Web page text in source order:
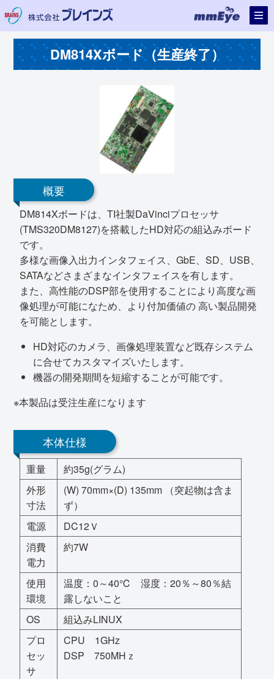
DM814Xボード（生産終了）
概要
DM814Xボードは、TI社製DaVinciプロセッサ
(TMS320DM8127)を搭載したHD対応の組込みボード
です。
多様な画像入出力インタフェイス、GbE、SD、USB、
SATAなどさまざまなインタフェイスを有します。
また、高性能のDSP部を使用することにより高度な画
像処理が可能になため、より付加価値の 高い製品開発
を可能とします。
HD対応のカメラ、画像処理装置など既存システム
に合せてカスタマイズいたします。
機器の開発期間を短縮することが可能です。
※本製品は受注生産になります
本体仕様
重量
約35g(グラム)
外形
寸法
(W) 70mm×(D) 135mm （突起物は含ま
ず）
電源
DC12Ｖ
消費
電力
約7W
使用
環境
温度：0～40℃ 湿度：20％～80％結
露しないこと
OS
組込みLINUX
プロ
セッ
サ
CPU 1GHz
DSP 750MHｚ